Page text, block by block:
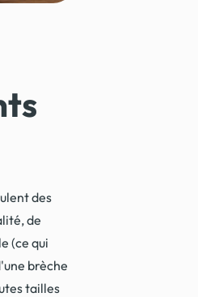
des
de
(ce qui
brèche
tailles